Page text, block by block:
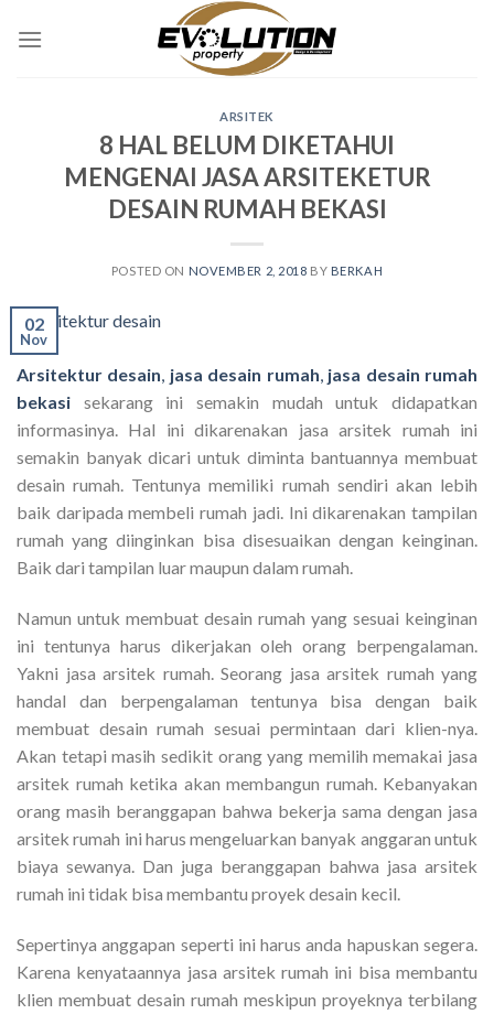
ARSITEK
8 HAL BELUM DIKETAHUI
MENGENAI JASA ARSITEKETUR
DESAIN RUMAH BEKASI
POSTED ON NOVEMBER 2, 2018 BY BERKAH
02
Nov
Arsitektur desain, jasa desain rumah, jasa desain rumah
bekasi
sekarang ini semakin mudah untuk didapatkan
informasinya. Hal ini dikarenakan jasa arsitek rumah ini
semakin banyak dicari untuk diminta bantuannya membuat
desain rumah. Tentunya memiliki rumah sendiri akan lebih
baik daripada membeli rumah jadi. Ini dikarenakan tampilan
rumah yang diinginkan bisa disesuaikan dengan keinginan.
Baik dari tampilan luar maupun dalam rumah.
Namun untuk membuat desain rumah yang sesuai keinginan
ini tentunya harus dikerjakan oleh orang berpengalaman.
Yakni jasa arsitek rumah. Seorang jasa arsitek rumah yang
handal dan berpengalaman tentunya bisa dengan baik
membuat desain rumah sesuai permintaan dari klien-nya.
Akan tetapi masih sedikit orang yang memilih memakai jasa
arsitek rumah ketika akan membangun rumah. Kebanyakan
orang masih beranggapan bahwa bekerja sama dengan jasa
arsitek rumah ini harus mengeluarkan banyak anggaran untuk
biaya sewanya. Dan juga beranggapan bahwa jasa arsitek
rumah ini tidak bisa membantu proyek desain kecil.
Sepertinya anggapan seperti ini harus anda hapuskan segera.
Karena kenyataannya jasa arsitek rumah ini bisa membantu
klien membuat desain rumah meskipun proyeknya terbilang